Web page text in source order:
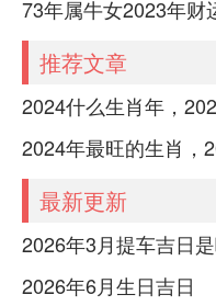
推荐文章
最新更新
2026年6月生日吉日